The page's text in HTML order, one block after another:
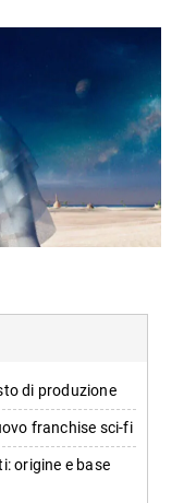
di produzione
franchise sci-fi
origine e base